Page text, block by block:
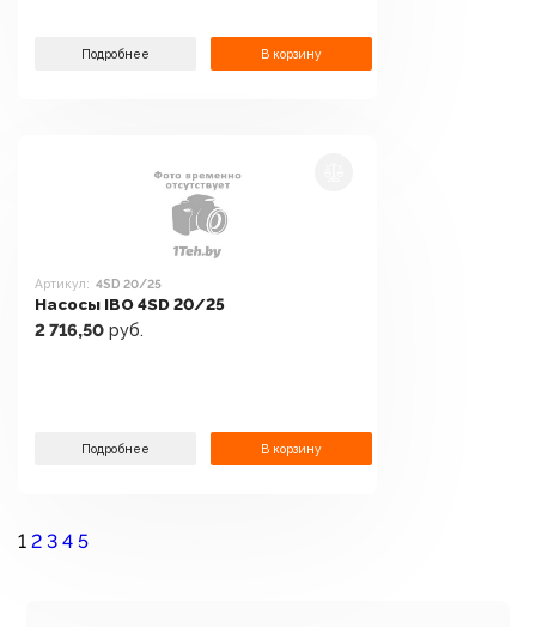
Подробнее В корзину
Артикул: 4SD 20/25
Насосы IBO 4SD 20/25
2 716,50 руб.
Подробнее В корзину
1 2 3 4 5